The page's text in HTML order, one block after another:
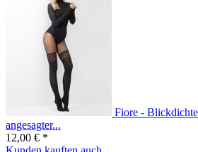
Fiore -
angesagter...
12,00 € *